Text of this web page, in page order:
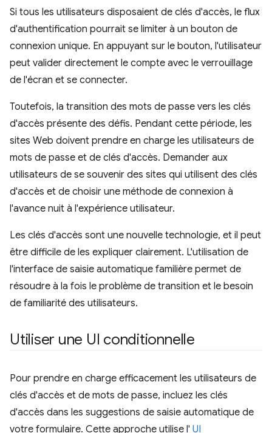
Si tous les utilisateurs disposaient de clés d'accès, le flux
d'authentification pourrait se limiter à un bouton de
connexion unique. En appuyant sur le bouton, l'utilisateur
peut valider directement le compte avec le verrouillage
de l'écran et se connecter.
Toutefois, la transition des mots de passe vers les clés
d'accès présente des défis. Pendant cette période, les
sites Web doivent prendre en charge les utilisateurs de
mots de passe et de clés d'accès. Demander aux
utilisateurs de se souvenir des sites qui utilisent des clés
d'accès et de choisir une méthode de connexion à
l'avance nuit à l'expérience utilisateur.
Les clés d'accès sont une nouvelle technologie, et il peut
être difficile de les expliquer clairement. L'utilisation de
l'interface de saisie automatique familière permet de
résoudre à la fois le problème de transition et le besoin
de familiarité des utilisateurs.
Utiliser une UI conditionnelle
Pour prendre en charge efficacement les utilisateurs de
clés d'accès et de mots de passe, incluez les clés
d'accès dans les suggestions de saisie automatique de
votre formulaire. Cette approche utilise l' UI